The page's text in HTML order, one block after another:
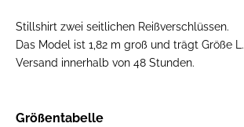
Stillshirt zwei seitlichen Reißverschlüssen.
Das Model ist 1,82 m groß und trägt Größe L.
Versand innerhalb von 48 Stunden.
Größentabelle